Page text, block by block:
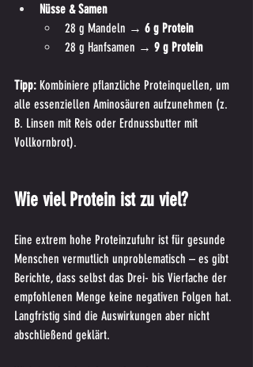
Nüsse & Samen
28 g Mandeln → 6 g Protein
28 g Hanfsamen → 9 g Protein
Tipp: Kombiniere pflanzliche Proteinquellen, um
alle essenziellen Aminosäuren aufzunehmen (z.
B. Linsen mit Reis oder Erdnussbutter mit
Vollkornbrot).
Wie viel Protein ist zu viel?
Eine extrem hohe Proteinzufuhr ist für gesunde
Menschen vermutlich unproblematisch – es gibt
Berichte, dass selbst das Drei- bis Vierfache der
empfohlenen Menge keine negativen Folgen hat.
Langfristig sind die Auswirkungen aber nicht
abschließend geklärt.